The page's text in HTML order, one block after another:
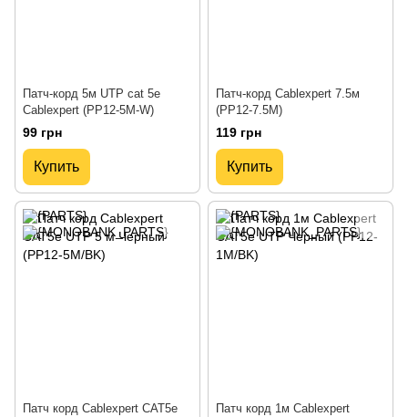
Патч-корд 5м UTP cat 5е
Cablexpert (PP12-5M-W)
99 грн
Купить
Патч-корд Cablexpert 7.5м
(PP12-7.5M)
119 грн
Купить
Патч корд Cablexpert CAT5e
Патч корд 1м Cablexpert